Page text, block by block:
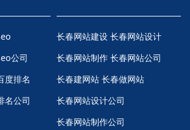
公司
度排名
名公司
长春网站建设 长春网站设计
长春网站制作 长春网站公司
长春建网站 长春做网站
长春网站设计公司
长春网站制作公司